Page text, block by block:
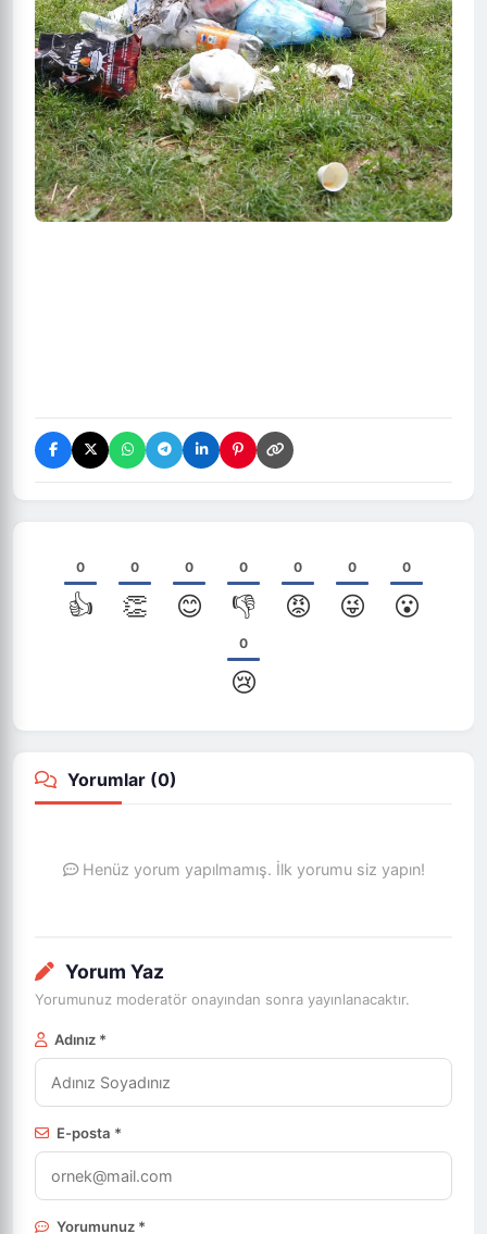
0
👍
0
👏
0
😊
0
👎
0
😡
0
😜
0
😮
0
😢
Yorumlar (0)
Henüz yorum yapılmamış. İlk yorumu siz yapın!
Yorum Yaz
Yorumunuz moderatör onayından sonra yayınlanacaktır.
Adınız *
E-posta *
Yorumunuz *